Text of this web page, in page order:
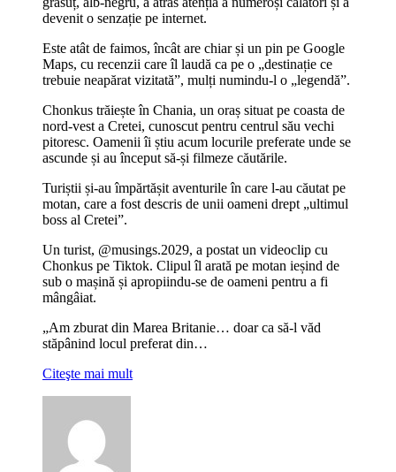
devenit o senzație pe internet.
Este atât de faimos, încât are chiar și un pin pe Google
Maps, cu recenzii care îl laudă ca pe o „destinație ce
trebuie neapărat vizitată”, mulți numindu-l o „legendă”.
Chonkus trăiește în Chania, un oraș situat pe coasta de
nord-vest a Cretei, cunoscut pentru centrul său vechi
pitoresc. Oamenii îi știu acum locurile preferate unde se
ascunde și au început să-și filmeze căutările.
Turiștii și-au împărtășit aventurile în care l-au căutat pe
motan, care a fost descris de unii oameni drept „ultimul
boss al Cretei”.
Un turist, @musings.2029, a postat un videoclip cu
Chonkus pe Tiktok. Clipul îl arată pe motan ieșind de
sub o mașină și apropiindu-se de oameni pentru a fi
mângâiat.
„Am zburat din Marea Britanie… doar ca să-l văd
stăpânind locul preferat din…
Citeşte mai mult